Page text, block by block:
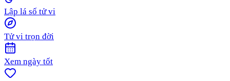
Lập lá số tử vi
Tử vi trọn đời
Xem ngày tốt